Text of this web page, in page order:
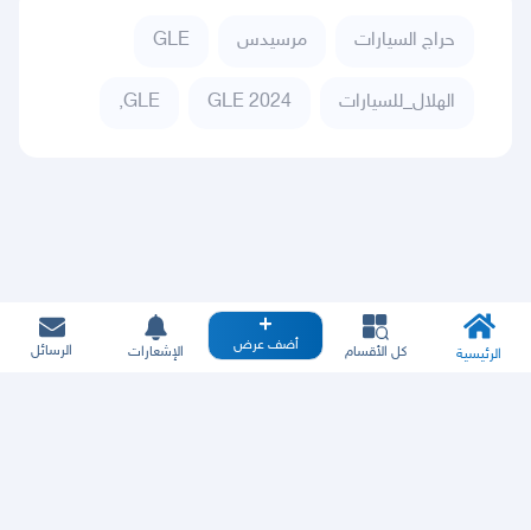
حراج السيارات مرسيدس GLE
الهلال_للسيارات GLE 2024
GLE,
الرئيسية كل الأقسام أضف عرض الإشعارات الرسائل